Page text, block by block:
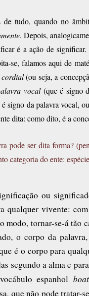
de tudo, quando no
. Depois,
é a ação de
se, falamos aqui de
(ou seja, a
vocal (que é signo
signo da palavra vocal,
dita: como dito, é a
pode ser dita forma?
categoria do ente:
ou
qualquer vivente:
modo, tornar-se-á tão
o corpo da
é o corpo para
segundo a alma e
espanhol
que não pode tratar-